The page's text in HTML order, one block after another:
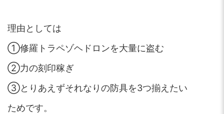
理由としては
①修羅トラペゾヘドロンを大量に盗む
②力の刻印稼ぎ
③とりあえずそれなりの防具を3つ揃えたい
ためです。